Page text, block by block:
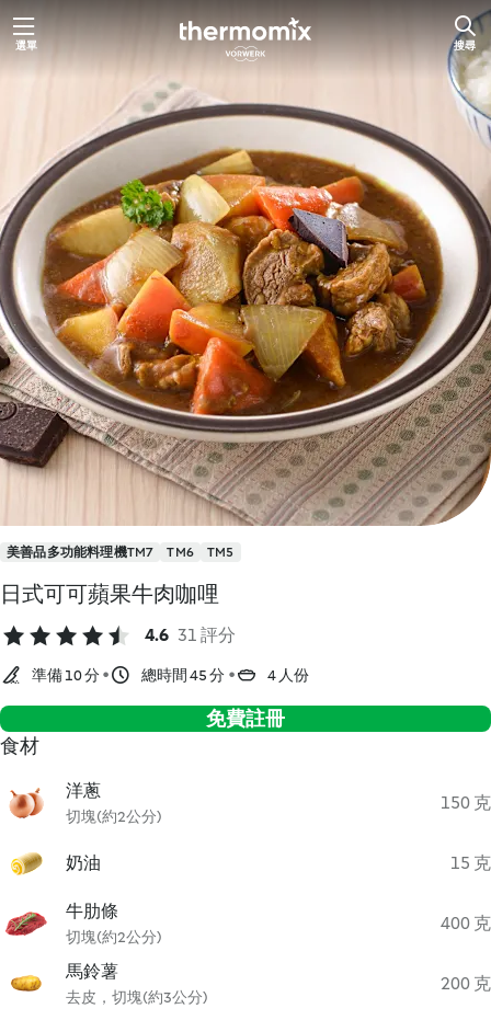
跳
至
選單 搜尋
美善品多功能料理機TM7 TM6 TM5
日式可可蘋果牛肉咖哩
4.6 31 評分
準備 10 分 總時間 45 分 4 人份
免費註冊
食材
洋蔥
切塊(約2公分)
150 克
奶油 15 克
牛肋條
切塊(約2公分)
400 克
馬鈴薯
去皮，切塊(約3公分)
200 克